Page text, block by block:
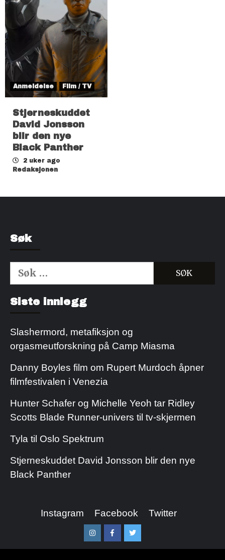
Anmeldelse Film / TV
Stjerneskuddet
David Jonsson
blir den nye
Black Panther
2 uker ago
Redaksjonen
Søk
Søk
etter:
Siste innlegg
Slashermord, metafiksjon og
orgasmeutforskning på Camp Miasma
Danny Boyles film om Rupert Murdoch åpner
filmfestivalen i Venezia
Hunter Schafer og Michelle Yeoh tar Ridley
Scotts Blade Runner-univers til tv-skjermen
Tyla til Oslo Spektrum
Stjerneskuddet David Jonsson blir den nye
Black Panther
Instagram Facebook Twitter
InstagramFacebookTwitter